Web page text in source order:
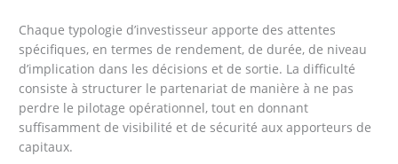
Chaque typologie d’investisseur apporte des attentes
spécifiques, en termes de rendement, de durée, de niveau
d’implication dans les décisions et de sortie. La difficulté
consiste à structurer le partenariat de manière à ne pas
perdre le pilotage opérationnel, tout en donnant
suffisamment de visibilité et de sécurité aux apporteurs de
capitaux.